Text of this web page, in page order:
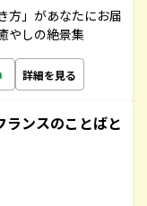
方」があなたにお届
やしの絶景集
詳細を見る
ランスのことばと